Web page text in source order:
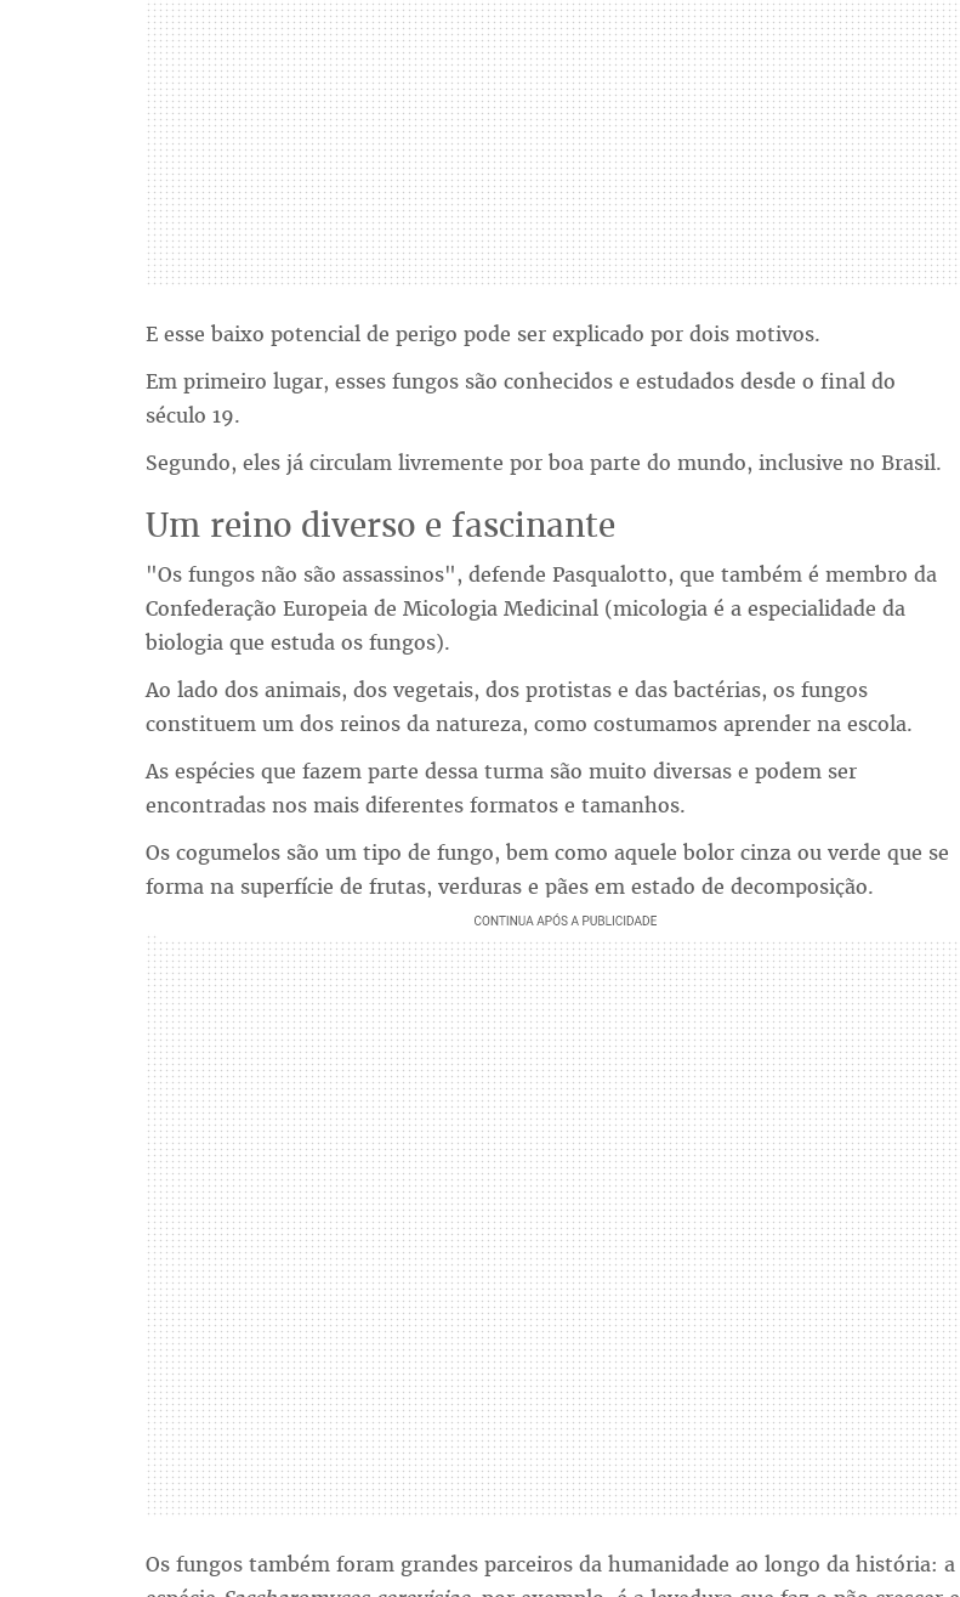
E esse baixo potencial de perigo pode ser explicado por dois motivos.
Em primeiro lugar, esses fungos são conhecidos e estudados desde o final do
século 19.
Segundo, eles já circulam livremente por boa parte do mundo, inclusive no Brasil.
Um reino diverso e fascinante
"Os fungos não são assassinos", defende Pasqualotto, que também é membro da
Confederação Europeia de Micologia Medicinal (micologia é a especialidade da
biologia que estuda os fungos).
Ao lado dos animais, dos vegetais, dos protistas e das bactérias, os fungos
constituem um dos reinos da natureza, como costumamos aprender na escola.
As espécies que fazem parte dessa turma são muito diversas e podem ser
encontradas nos mais diferentes formatos e tamanhos.
Os cogumelos são um tipo de fungo, bem como aquele bolor cinza ou verde que se
forma na superfície de frutas, verduras e pães em estado de decomposição.
Os fungos também foram grandes parceiros da humanidade ao longo da história: a